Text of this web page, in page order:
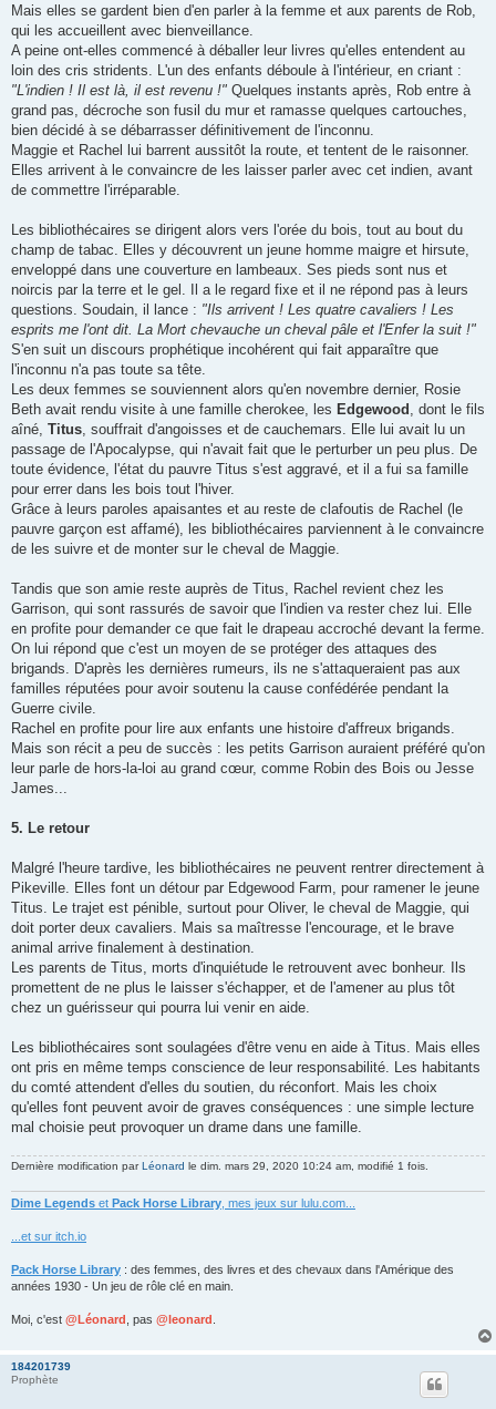
Mais elles se gardent bien d'en parler à la femme et aux parents de Rob,
qui les accueillent avec bienveillance.
A peine ont-elles commencé à déballer leur livres qu'elles entendent au
loin des cris stridents. L'un des enfants déboule à l'intérieur, en criant :
"L'indien ! Il est là, il est revenu !" Quelques instants après, Rob entre à
grand pas, décroche son fusil du mur et ramasse quelques cartouches,
bien décidé à se débarrasser définitivement de l'inconnu.
Maggie et Rachel lui barrent aussitôt la route, et tentent de le raisonner.
Elles arrivent à le convaincre de les laisser parler avec cet indien, avant
de commettre l'irréparable.
Les bibliothécaires se dirigent alors vers l'orée du bois, tout au bout du
champ de tabac. Elles y découvrent un jeune homme maigre et hirsute,
enveloppé dans une couverture en lambeaux. Ses pieds sont nus et
noircis par la terre et le gel. Il a le regard fixe et il ne répond pas à leurs
questions. Soudain, il lance : "Ils arrivent ! Les quatre cavaliers ! Les
esprits me l'ont dit. La Mort chevauche un cheval pâle et l'Enfer la suit !"
S'en suit un discours prophétique incohérent qui fait apparaître que
l'inconnu n'a pas toute sa tête.
Les deux femmes se souviennent alors qu'en novembre dernier, Rosie
Beth avait rendu visite à une famille cherokee, les Edgewood
, dont le fils
aîné, Titus , souffrait d'angoisses et de cauchemars. Elle lui avait lu un
passage de l'Apocalypse, qui n'avait fait que le perturber un peu plus. De
toute évidence, l'état du pauvre Titus s'est aggravé, et il a fui sa famille
pour errer dans les bois tout l'hiver.
Grâce à leurs paroles apaisantes et au reste de clafoutis de Rachel (le
pauvre garçon est affamé), les bibliothécaires parviennent à le convaincre
de les suivre et de monter sur le cheval de Maggie.
Tandis que son amie reste auprès de Titus, Rachel revient chez les
Garrison, qui sont rassurés de savoir que l'indien va rester chez lui. Elle
en profite pour demander ce que fait le drapeau accroché devant la ferme.
On lui répond que c'est un moyen de se protéger des attaques des
brigands. D'après les dernières rumeurs, ils ne s'attaqueraient pas aux
familles réputées pour avoir soutenu la cause confédérée pendant la
Guerre civile.
Rachel en profite pour lire aux enfants une histoire d'affreux brigands.
Mais son récit a peu de succès : les petits Garrison auraient préféré qu'on
leur parle de hors-la-loi au grand cœur, comme Robin des Bois ou Jesse
James...
5. Le retour
Malgré l'heure tardive, les bibliothécaires ne peuvent rentrer directement à
Pikeville. Elles font un détour par Edgewood Farm, pour ramener le jeune
Titus. Le trajet est pénible, surtout pour Oliver, le cheval de Maggie, qui
doit porter deux cavaliers. Mais sa maîtresse l'encourage, et le brave
animal arrive finalement à destination.
Les parents de Titus, morts d'inquiétude le retrouvent avec bonheur. Ils
promettent de ne plus le laisser s'échapper, et de l'amener au plus tôt
chez un guérisseur qui pourra lui venir en aide.
Les bibliothécaires sont soulagées d'être venu en aide à Titus. Mais elles
ont pris en même temps conscience de leur responsabilité. Les habitants
du comté attendent d'elles du soutien, du réconfort. Mais les choix
qu'elles font peuvent avoir de graves conséquences : une simple lecture
mal choisie peut provoquer un drame dans une famille.
Dernière modification parLéonard le dim. mars 29, 2020 10:24 am, modifié 1 fois.
Dime Legends et Pack Horse Library , mes jeux sur lulu.com...
...et sur itch.io
Pack Horse Library : des femmes, des livres et des chevaux dans l'Amérique des
années 1930 - Un jeu de rôle clé en main.
Moi, c'est @Léonard , pas @leonard
184201739
Prophète